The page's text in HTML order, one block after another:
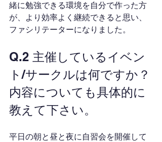
緒に勉強できる環境を自分で作った方
が、より効率よく継続できると思い、
ファシリテーターになりました。
Q.2 主催しているイベン
ト/サークルは何ですか？
内容についても具体的に
教えて下さい。
平日の朝と昼と夜に自習会を開催して